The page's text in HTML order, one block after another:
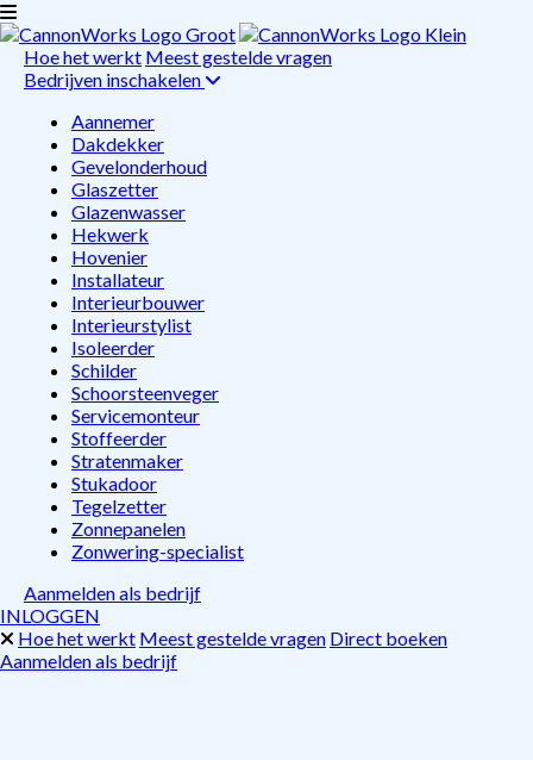
Hoe het werkt Meest gestelde vragen
Bedrijven inschakelen
Aannemer
Dakdekker
Gevelonderhoud
Glaszetter
Glazenwasser
Hekwerk
Hovenier
Installateur
Interieurbouwer
Interieurstylist
Isoleerder
Schilder
Schoorsteenveger
Servicemonteur
Stoffeerder
Stratenmaker
Stukadoor
Tegelzetter
Zonnepanelen
Zonwering-specialist
Aanmelden als bedrijf
INLOGGEN
Hoe het werkt Meest gestelde vragen Direct boeken
Aanmelden als bedrijf